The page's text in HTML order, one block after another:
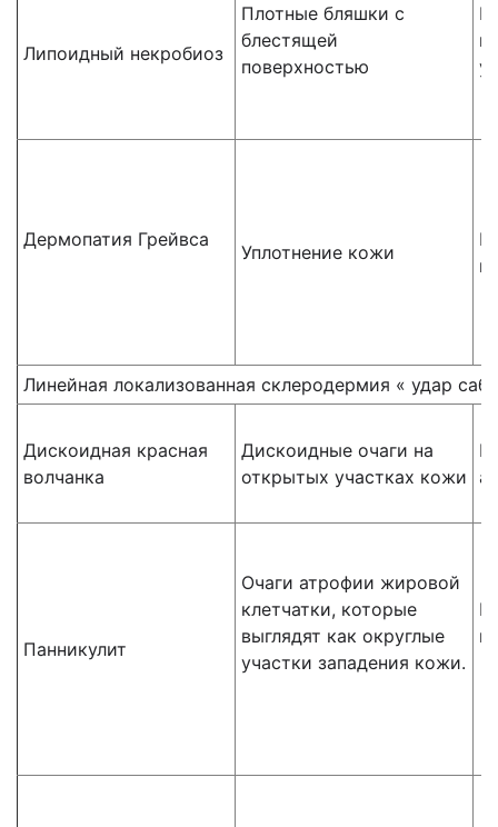
Липоидный некробиоз
Плотные бляшки с
блестящей
поверхностью
Дермопатия Грейвса
Уплотнение кожи
Линейная локализованная склеродермия « удар
Дискоидная красная
волчанка
Дискоидные очаги на
открытых участках кожи
Панникулит
Очаги атрофии жировой
клетчатки, которые
выглядят как округлые
участки западения кожи.